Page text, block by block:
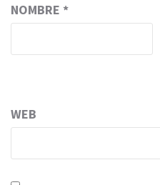
NOMBRE *
WEB